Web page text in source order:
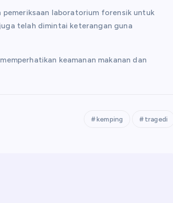
pemeriksaan laboratorium forensik untuk
telah dimintai keterangan guna
keamanan makanan dan
kemping tragedi